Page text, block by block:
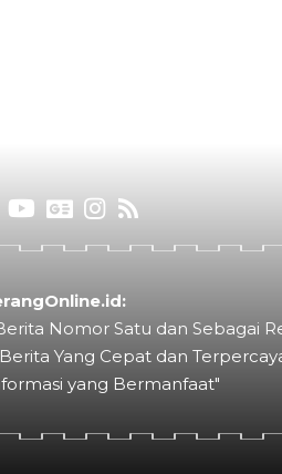
Nomor Satu dan Sebagai
Yang Cepat dan
yang Bermanfaat"